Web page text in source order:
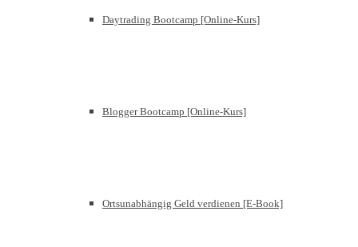
Daytrading Bootcamp [Online-Kurs]
Blogger Bootcamp [Online-Kurs]
Ortsunabhängig Geld verdienen [E-Book]